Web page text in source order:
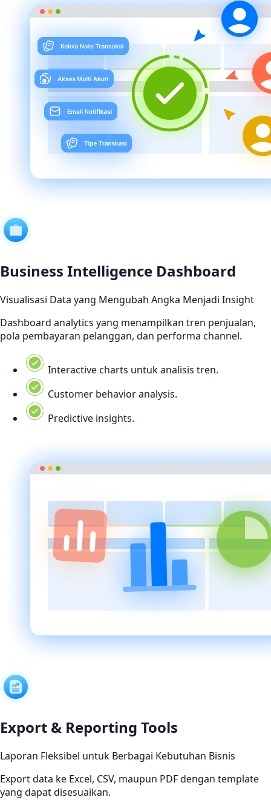
Business Intelligence Dashboard
Visualisasi Data yang Mengubah Angka Menjadi Insight
Dashboard analytics yang menampilkan tren penjualan,
pola pembayaran pelanggan, dan performa channel.
Interactive charts untuk analisis tren.
Customer behavior analysis.
Predictive insights.
Export & Reporting Tools
Laporan Fleksibel untuk Berbagai Kebutuhan Bisnis
Export data ke Excel, CSV, maupun PDF dengan template
yang dapat disesuaikan.